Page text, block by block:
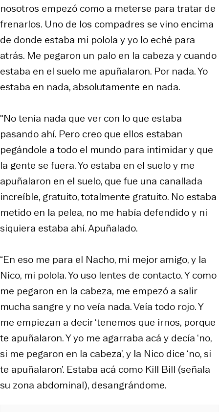
nosotros empezó como a meterse para tratar de
frenarlos. Uno de los compadres se vino encima
de donde estaba mi polola y yo lo eché para
atrás. Me pegaron un palo en la cabeza y cuando
estaba en el suelo me apuñalaron. Por nada. Yo
estaba en nada, absolutamente en nada.
"No tenía nada que ver con lo que estaba
pasando ahí. Pero creo que ellos estaban
pegándole a todo el mundo para intimidar y que
la gente se fuera. Yo estaba en el suelo y me
apuñalaron en el suelo, que fue una canallada
increíble, gratuito, totalmente gratuito. No estaba
metido en la pelea, no me había defendido y ni
siquiera estaba ahí. Apuñalado.
“En eso me para el Nacho, mi mejor amigo, y la
Nico, mi polola. Yo uso lentes de contacto. Y como
me pegaron en la cabeza, me empezó a salir
mucha sangre y no veía nada. Veía todo rojo. Y
me empiezan a decir ‘tenemos que irnos, porque
te apuñalaron. Y yo me agarraba acá y decía ‘no,
si me pegaron en la cabeza’, y la Nico dice ‘no, si
te apuñalaron’. Estaba acá como Kill Bill (señala
su zona abdominal), desangrándome.